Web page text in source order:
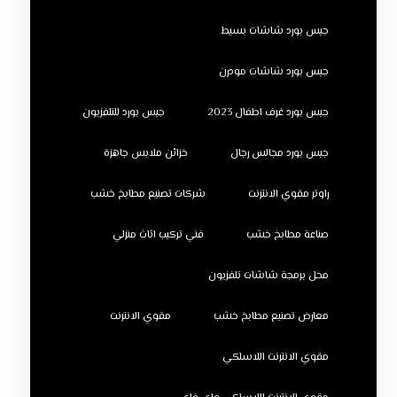
جبس بورد شاشات بسيط
جبس بورد شاشات مودرن
جبس بورد غرف اطفال 2023 جبس بورد للتلفزيون
جبس بورد مجالس رجال خزائن ملابس جاهزة
راوتر مقوي الانترنت شركات تصنيع مطابخ خشب
صناعة مطابخ خشب فني تركيب اثاث منزلي
محل برمجة شاشات تلفزيون
معارض تصنيع مطابخ خشب مقوي الانترنت
مقوي الانترنت اللاسلكي